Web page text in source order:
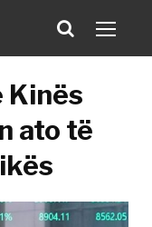
Kinës
ato të